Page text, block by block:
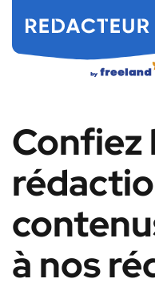
Confiez
à nos